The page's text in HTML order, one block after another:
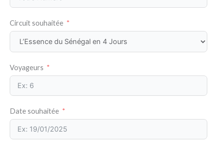
Circuit souhaitée
Voyageurs
Date souhaitée